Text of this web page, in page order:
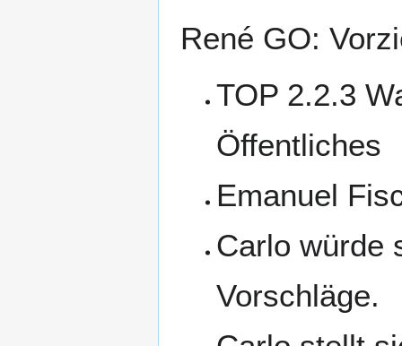
René GO:
TOP 2.2.3
Öffentliches
Emanuel
Carlo würde
Vorschläge.